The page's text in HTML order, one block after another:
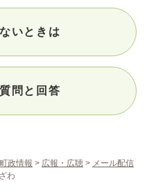
町政情報 > 広報・広聴 > メール配信
わ
いときは
問と回答